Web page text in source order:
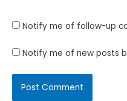
Notify me of follow-up
Notify me of new posts